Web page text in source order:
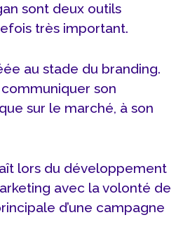
sont deux outils
très important.
au stade du branding.
son
sur le marché, à son
lors du développement
avec la volonté de
d’une campagne